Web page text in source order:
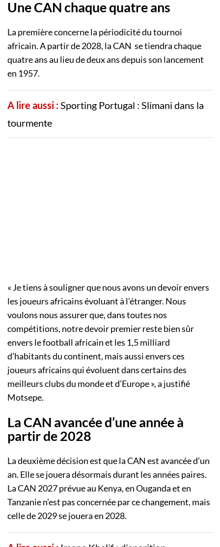
Une CAN chaque quatre ans
La première concerne la périodicité du tournoi
africain. A partir de 2028, la CAN se tiendra chaque
quatre ans au lieu de deux ans depuis son lancement
en 1957.
A lire aussi :Sporting Portugal : Slimani dans la
tourmente
« Je tiens à souligner que nous avons un devoir envers
les joueurs africains évoluant à l’étranger. Nous
voulons nous assurer que, dans toutes nos
compétitions, notre devoir premier reste bien sûr
envers le football africain et les 1,5 milliard
d’habitants du continent, mais aussi envers ces
joueurs africains qui évoluent dans certains des
meilleurs clubs du monde et d’Europe », a justifié
Motsepe.
La CAN avancée d’une année à
partir de 2028
La deuxième décision est que la CAN est avancée d’un
an. Elle se jouera désormais durant les années paires.
La CAN 2027 prévue au Kenya, en Ouganda et en
Tanzanie n’est pas concernée par ce changement, mais
celle de 2029 se jouera en 2028.